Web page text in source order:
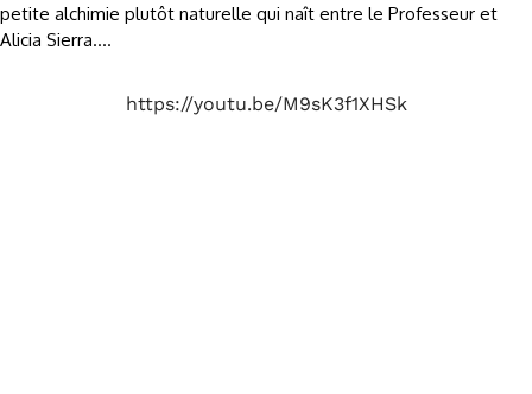
petite alchimie plutôt naturelle qui naît entre le Professeur et
Alicia Sierra….
https://youtu.be/M9sK3f1XHSk